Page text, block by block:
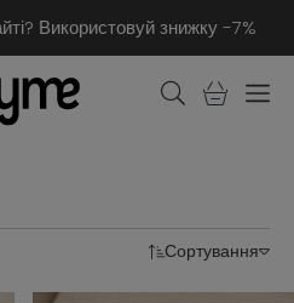
Використовуй знижку -7%
Сортування